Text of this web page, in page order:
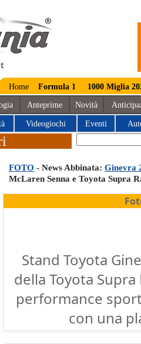
Home Formula 1 1000 Miglia
Anteprime Novità
Videogiochi Eventi
FOTO - News Abbinata: Ginevra
McLaren Senna e Toyota Supra
Stand Toyota
della Toyota
performance
con una